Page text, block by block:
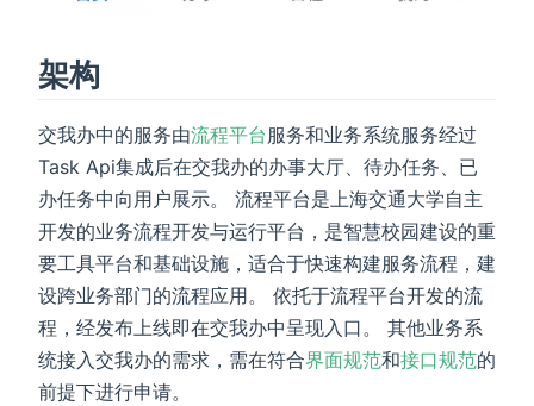
架构
交我办中的服务由流程平台服务和业务系统服务经过
Task Api集成后在交我办的办事大厅、待办任务、已
办任务中向用户展示。 流程平台是上海交通大学自主
开发的业务流程开发与运行平台，是智慧校园建设的重
要工具平台和基础设施，适合于快速构建服务流程，建
设跨业务部门的流程应用。 依托于流程平台开发的流
程，经发布上线即在交我办中呈现入口。 其他业务系
统接入交我办的需求，需在符合界面规范和接口规范的
前提下进行申请。